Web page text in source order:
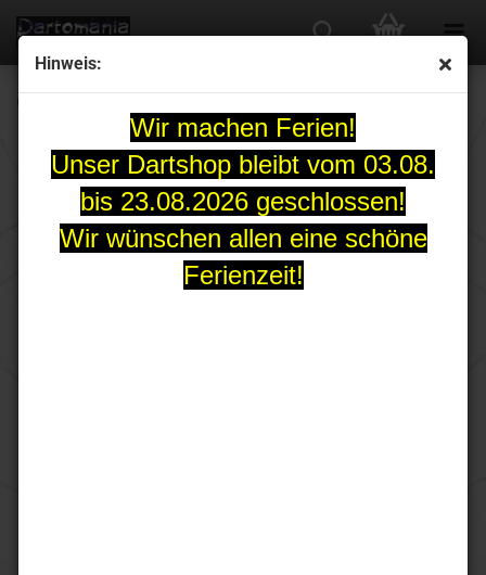
Hinweis:
Wir machen Ferien!
Unser Dartshop bleibt vom 03.08.
bis 23.08.2026 geschlossen!
Wir wünschen allen eine schöne
Ferienzeit!